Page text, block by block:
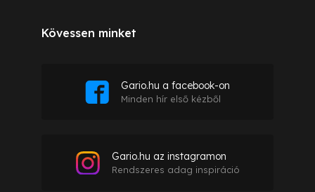
Kövessen minket
Gario.hu a facebook-on
Minden hír első kézből
Gario.hu az instagramon
Rendszeres adag inspiráció